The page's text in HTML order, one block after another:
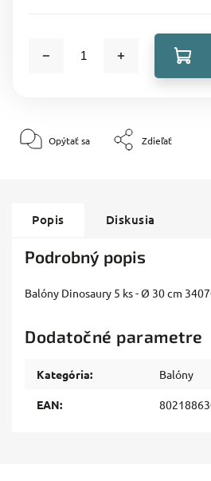
Opýtať sa Zdieľať
Popis Diskusia
Podrobný popis
Balóny Dinosaury 5 ks - Ø 30 cm
Dodatočné parametre
Kategória: Balóny
EAN: